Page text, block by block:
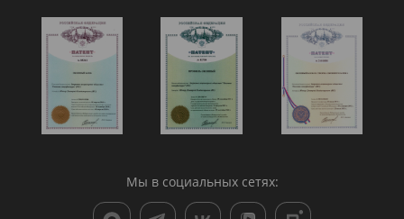
Мы в социальных сетях: